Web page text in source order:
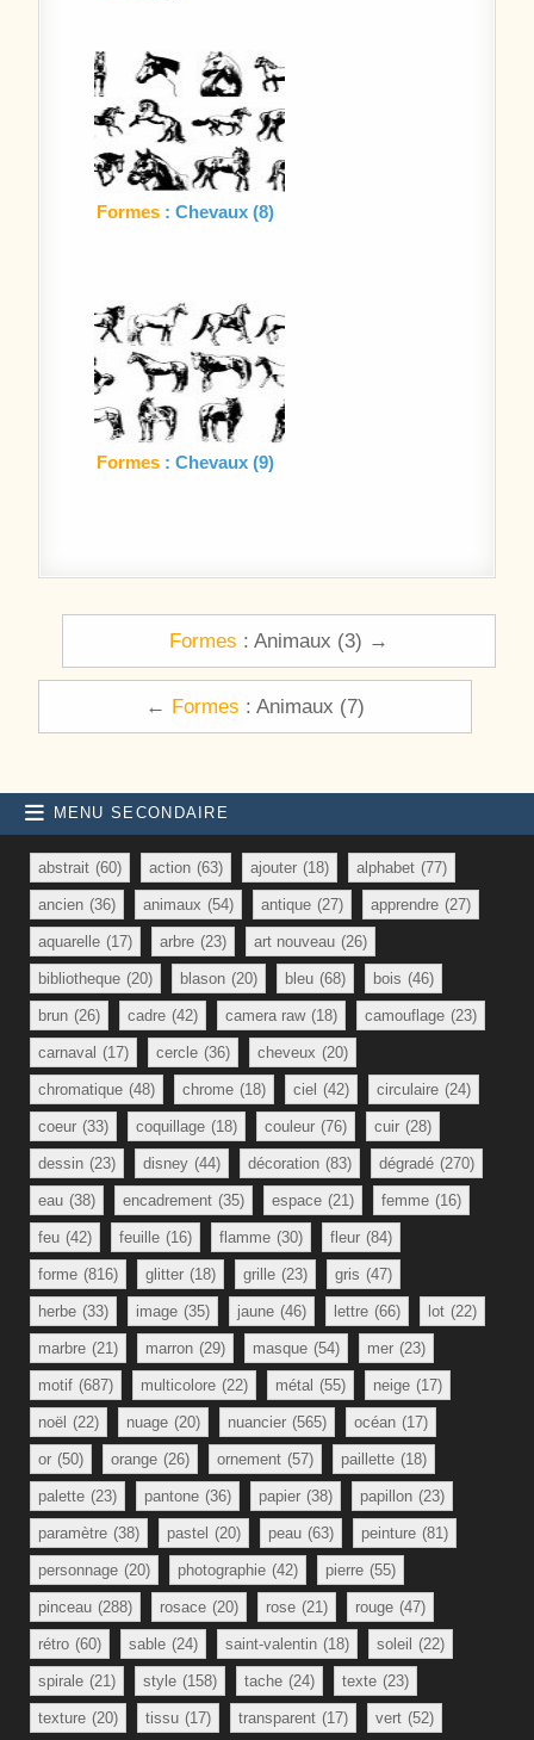
Formes : Chevaux (8)
Formes : Chevaux (9)
Navigation de l’article
Formes : Animaux (3) →
← Formes : Animaux (7)
MENU SECONDAIRE
abstrait (60) action (63) ajouter (18) alphabet (77)
ancien (36) animaux (54) antique (27) apprendre (27)
aquarelle (17) arbre (23) art nouveau (26)
bibliotheque (20) blason (20) bleu (68) bois (46)
brun (26) cadre (42) camera raw (18) camouflage (23)
carnaval (17) cercle (36) cheveux (20)
chromatique (48) chrome (18) ciel (42) circulaire (24)
coeur (33) coquillage (18) couleur (76) cuir (28)
dessin (23) disney (44) décoration (83) dégradé (270)
eau (38) encadrement (35) espace (21) femme (16)
feu (42) feuille (16) flamme (30) fleur (84)
forme (816) glitter (18) grille (23) gris (47)
herbe (33) image (35) jaune (46) lettre (66) lot (22)
marbre (21) marron (29) masque (54) mer (23)
motif (687) multicolore (22) métal (55) neige (17)
noël (22) nuage (20) nuancier (565) océan (17)
or (50) orange (26) ornement (57) paillette (18)
palette (23) pantone (36) papier (38) papillon (23)
paramètre (38) pastel (20) peau (63) peinture (81)
personnage (20) photographie (42) pierre (55)
pinceau (288) rosace (20) rose (21) rouge (47)
rétro (60) sable (24) saint-valentin (18) soleil (22)
spirale (21) style (158) tache (24) texte (23)
texture (20) tissu (17) transparent (17) vert (52)